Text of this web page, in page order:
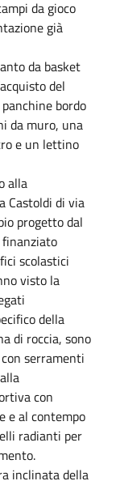
da gioco
già
da basket
del
bordo
da muro, una
e un lettino
alla
Castoldi di via
progetto dal
scolastici
visto la
della
di roccia, sono
serramenti
con
e al contempo
radianti per
inclinata della